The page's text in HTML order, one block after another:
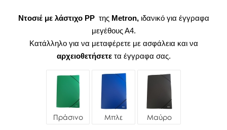
Ντοσιέ με λάστιχο PP τηςMetron,ιδανικό για έγγραφα
μεγέθους Α4.
Κατάλληλο για να μεταφέρετε με ασφάλεια και να
αρχειοθετήσετετα έγγραφα σας.
Πράσινο Μπλε Μαύρο